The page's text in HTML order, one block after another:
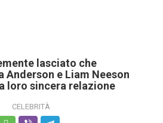
lasciato che
Anderson e Liam Neeson
loro sincera relazione
CELEBRITÀ